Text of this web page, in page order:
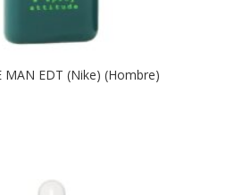
MAN EDT (Nike) (Hombre)